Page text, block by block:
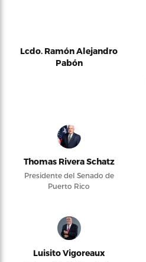
Lcdo. Ramón Alejandro
Pabón
Thomas Rivera Schatz
Presidente del Senado de
Puerto Rico
Luisito Vigoreaux